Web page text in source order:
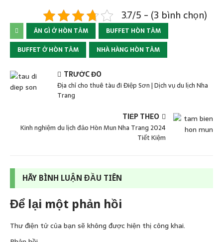
3.7/5 - (3 bình chọn)
ĂN GÌ Ở HÒN TẰM
BUFFET HÒN TẰM
BUFFET Ở HÒN TẰM
NHÀ HÀNG HÒN TẰM
TRƯỚC ĐÓ
Địa chỉ cho thuê tàu đi Điệp Sơn | Dịch vụ du lịch Nha
Trang
TIẾP THEO
Kinh nghiệm du lịch đảo Hòn Mun Nha Trang 2024
Tiết Kiệm
HÃY BÌNH LUẬN ĐẦU TIÊN
Để lại một phản hồi
Thư điện tử của bạn sẽ không được hiện thị công khai.